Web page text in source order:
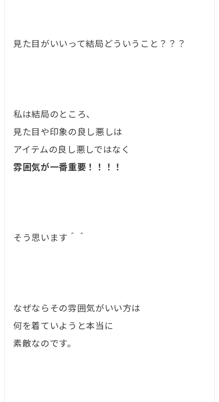
見た目がいいって結局どういうこと？？？
私は結局のところ、
見た目や印象の良し悪しは
アイテムの良し悪しではなく
雰囲気が一番重要！！！！
そう思います＾＾
なぜならその雰囲気がいい方は
何を着ていようと本当に
素敵なのです。